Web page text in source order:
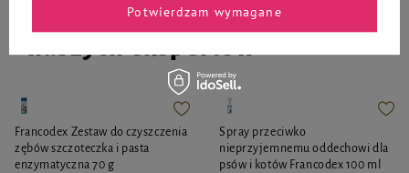
Zaufane i polecane przez
naszych ekspertów
Francodex Zestaw do czyszczenia
zębów szczoteczka i pasta
enzymatyczna 70 g
Spray przeciwko
nieprzyjemnemu oddechowi dla
psów i kotów Francodex 100 ml
Potwierdzam wymagane